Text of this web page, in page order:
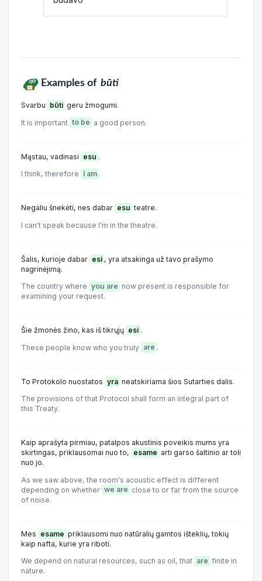
Examples of būti
Svarbu būti geru žmogumi.
It is important to be a good person.
Mąstau, vadinasi esu .
I think, therefore I am .
Negaliu šnekėti, nes dabar esu teatre.
I can't speak because I'm in the theatre.
Šalis, kurioje dabar esi , yra atsakinga už tavo prašymo
nagrinėjimą.
The country where you are now present is responsible for
examining your request.
Šie žmonės žino, kas iš tikrųjų esi .
These people know who you truly are .
To Protokolo nuostatos yra neatskiriama šios Sutarties dalis.
The provisions of that Protocol shall form an integral part of
this Treaty.
Kaip aprašyta pirmiau, patalpos akustinis poveikis mums yra
skirtingas, priklausomai nuo to, esame arti garso šaltinio ar toli
nuo jo.
As we saw above, the room's acoustic effect is different
depending on whether we are close to or far from the source
of noise.
Mes esame priklausomi nuo natūralių gamtos išteklių, tokių
kaip nafta, kurie yra riboti.
We depend on natural resources, such as oil, that are finite in
nature.